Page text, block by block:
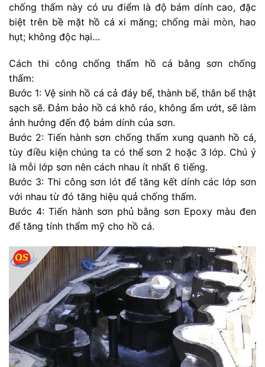
chống thấm này có ưu điểm là độ bám dính cao, đặc
biệt trên bề mặt hồ cá xi măng; chống mài mòn, hao
hụt; không độc hại…
Cách thi công chống thấm hồ cá bằng sơn chống
thấm:
Bước 1: Vệ sinh hồ cá cả đáy bể, thành bể, thân bể thật
sạch sẽ. Đảm bảo hồ cá khô ráo, không ẩm ướt, sẽ làm
ảnh hưởng đến độ bám dính của sơn.
Bước 2: Tiến hành sơn chống thấm xung quanh hồ cá,
tùy điều kiện chúng ta có thể sơn 2 hoặc 3 lớp. Chú ý
là mỗi lớp sơn nên cách nhau ít nhất 6 tiếng.
Bước 3: Thi công sơn lót để tăng kết dính các lớp sơn
với nhau từ đó tăng hiệu quả chống thấm.
Bước 4: Tiến hành sơn phủ bằng sơn Epoxy màu đen
để tăng tính thẩm mỹ cho hồ cá.